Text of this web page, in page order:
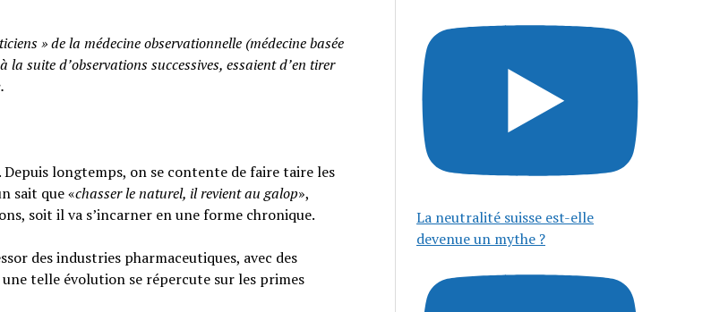
» de la médecine observationnelle (médecine basée
suite d’observations successives, essaient d’en tirer
.
Depuis longtemps, on se contente de faire taire les
sait que «chasser le naturel, il revient au galop»,
soit il va s’incarner en une forme chronique.
des industries pharmaceutiques, avec des
telle évolution se répercute sur les primes
La neutralité suisse est-elle
devenue un mythe ?